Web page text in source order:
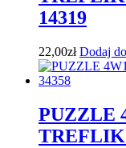
14319
22,00zł Dodaj
PUZZLE